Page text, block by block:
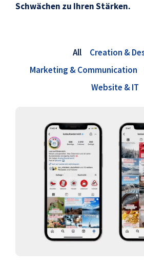
Schwächen zu Ihren Stärken.
All
Creation &
Marketing & Communication
Website & IT